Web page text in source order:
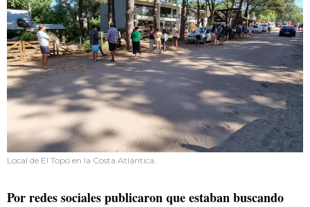
Local de El Topo en la Costa Atlántica.
Por redes sociales publicaron que estaban buscando